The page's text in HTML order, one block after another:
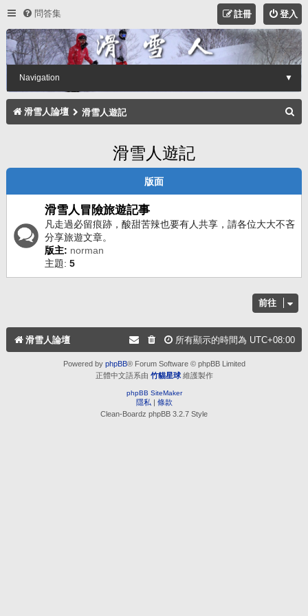
問答集 登入
註冊
Navigation ▼
滑雪人論壇 滑雪人遊記
滑雪人遊記
版面
滑雪人冒險旅遊記事
凡走過必留痕跡，酸甜苦辣也要有人共享，請各位大大不吝
分享旅遊文章。
版主: norman
主題: 5
前往
滑雪人論壇 所有顯示的時間為 UTC+08:00
Powered by phpBB® Forum Software © phpBB Limited
正體中文語系由 竹貓星球維護製作
phpBB SiteMaker
隱私 | 條款
Clean-Boardz phpBB 3.2.7 Style